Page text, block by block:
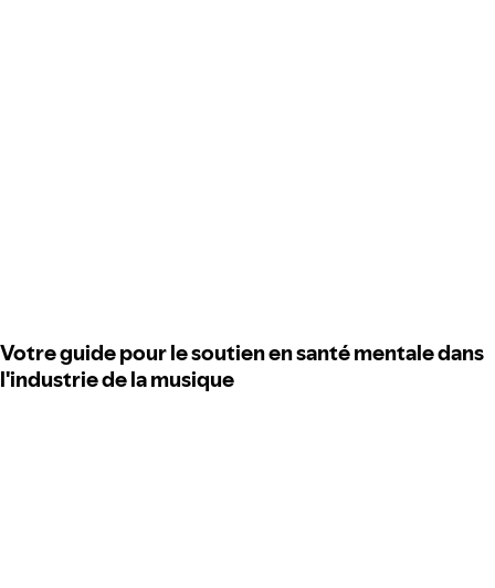
Votre guide pour le soutien en santé mentale dans
l'industrie de la musique